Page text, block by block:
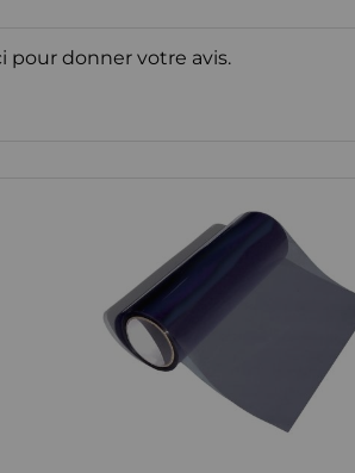
pour donner votre avis.